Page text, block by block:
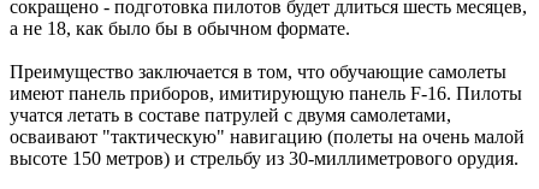
сокращено - подготовка пилотов будет длиться шесть месяцев,
а не 18, как было бы в обычном формате.
Преимущество заключается в том, что обучающие самолеты
имеют панель приборов, имитирующую панель F-16. Пилоты
учатся летать в составе патрулей с двумя самолетами,
осваивают "тактическую" навигацию (полеты на очень малой
высоте 150 метров) и стрельбу из 30-миллиметрового орудия.